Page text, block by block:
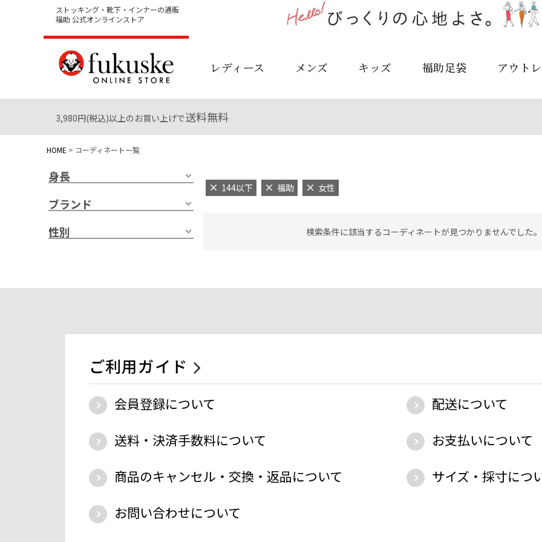
ストッキング・靴下・インナーの通販
福助 公式オンラインストア
レディース メンズ キッズ 福助足袋 アウト
3,980円(税込)以上のお買い上げで送料無料
HOME コーディネート一覧
身長
ブランド
性別
144以下 福助 女性
検索条件に該当するコーディネートが見つかりませんでした
ご利用ガイド
会員登録について
配送について
送料・決済手数料について
お支払いについて
商品のキャンセル・交換・返品について
サイズ・採寸につ
お問い合わせについて